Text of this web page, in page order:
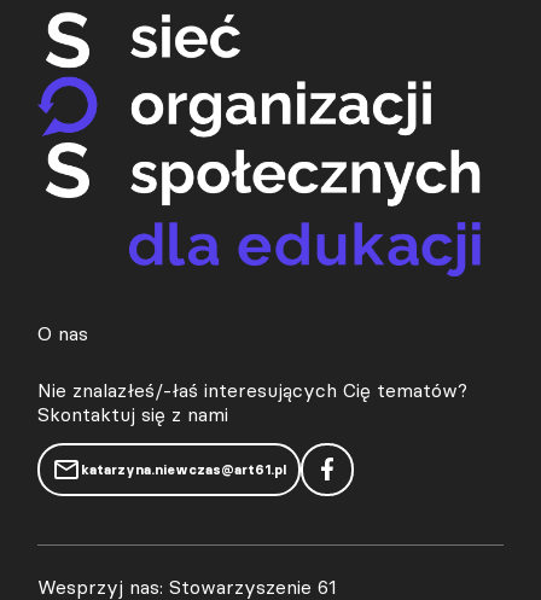
O nas
Nie znalazłeś/-łaś interesujących Cię tematów?
Skontaktuj się z nami
katarzyna.niewczas@art61.pl
Wesprzyj nas: Stowarzyszenie 61